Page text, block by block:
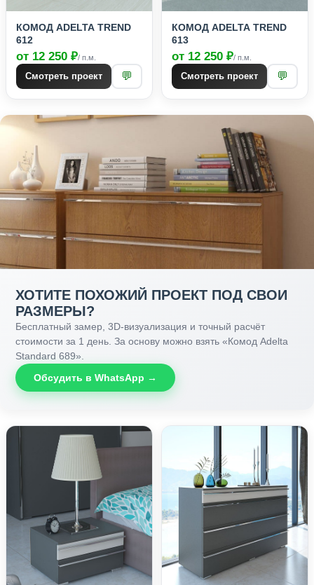
КОМОД ADELTA TREND
612
от 12 250 ₽/ п.м.
Смотреть проект 💬
КОМОД ADELTA TREND
613
от 12 250 ₽/ п.м.
Смотреть проект 💬
ХОТИТЕ ПОХОЖИЙ ПРОЕКТ ПОД СВОИ
РАЗМЕРЫ?
Бесплатный замер, 3D-визуализация и точный расчёт
стоимости за 1 день. За основу можно взять «Комод Adelta
Standard 689».
Обсудить в WhatsApp →